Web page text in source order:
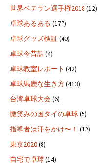
世界ベテラン選手権2018 (12)
卓球あるある (177)
卓球グッズ検証(40)
卓球今昔話(4)
卓球教室レポート (42)
卓球馬鹿な生き方(413)
台湾卓球大会(6)
微笑みの国タイの卓球(5)
指導者は汗をかけ〜！ (12)
東京2020(8)
自宅で卓球(14)